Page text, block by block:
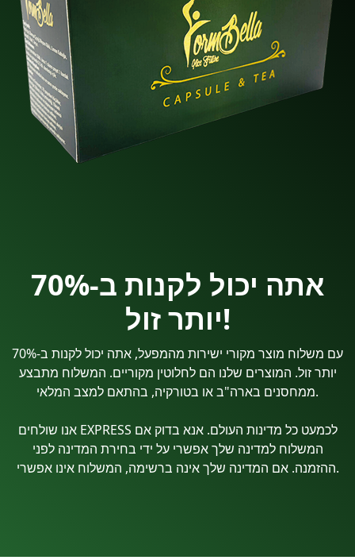
אתה יכול לקנות ב-70%
יותר זול!
עם משלוח מוצר מקורי ישירות מהמפעל, אתה יכול לקנות ב-70%
יותר זול. המוצרים שלנו הם לחלוטין מקוריים. המשלוח מתבצע
ממחסנים בארה"ב או בטורקיה, בהתאם למצב המלאי.
אנו שולחים EXPRESS לכמעט כל מדינות העולם. אנא בדוק אם
המשלוח למדינה שלך אפשרי על ידי בחירת המדינה לפני
ההזמנה. אם המדינה שלך אינה ברשימה, המשלוח אינו אפשרי.